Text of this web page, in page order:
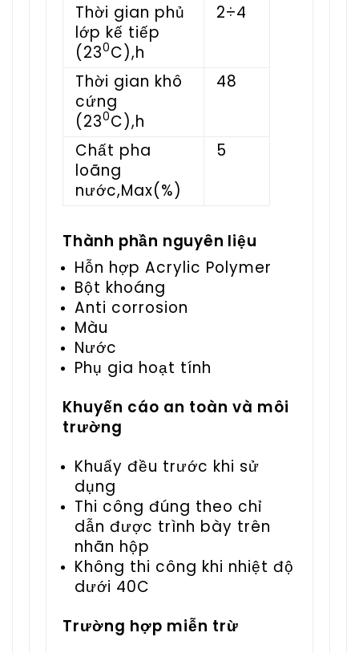
Thời gian phủ
lớp kế tiếp
(230C),h
2÷4
Thời gian khô
cứng
(230C),h
48
Chất pha
loãng
nước,Max(%)
5
Thành phần nguyên liệu
Hỗn hợp Acrylic Polymer
Bột khoáng
Anti corrosion
Màu
Nước
Phụ gia hoạt tính
Khuyến cáo an toàn và môi
trường
Khuấy đều trước khi sử
dụng
Thi công đúng theo chỉ
dẫn được trình bày trên
nhãn hộp
Không thi công khi nhiệt độ
dưới 40C
Trường hợp miễn trừ